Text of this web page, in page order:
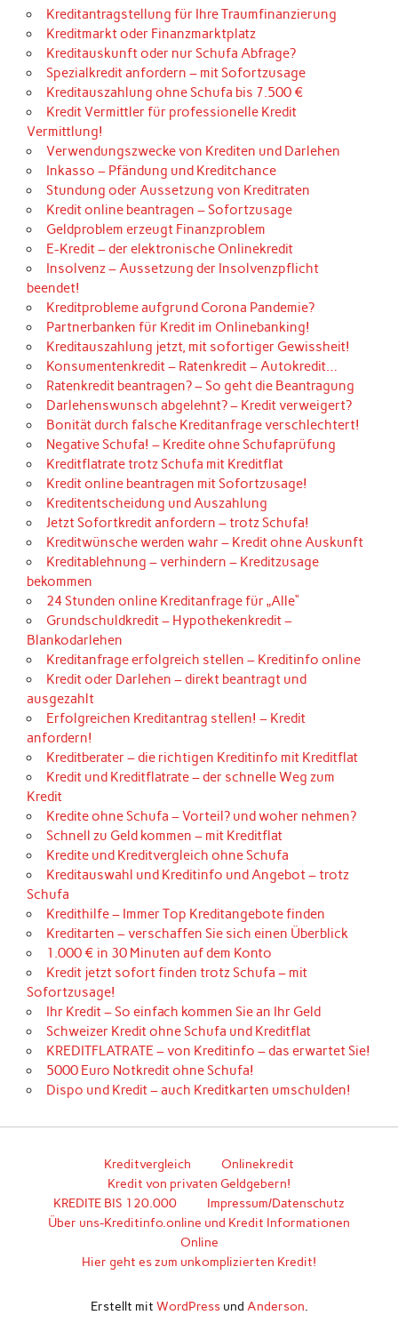
Kreditantragstellung für Ihre Traumfinanzierung
Kreditmarkt oder Finanzmarktplatz
Kreditauskunft oder nur Schufa Abfrage?
Spezialkredit anfordern – mit Sofortzusage
Kreditauszahlung ohne Schufa bis 7.500 €
Kredit Vermittler für professionelle Kredit
Vermittlung!
Verwendungszwecke von Krediten und Darlehen
Inkasso – Pfändung und Kreditchance
Stundung oder Aussetzung von Kreditraten
Kredit online beantragen – Sofortzusage
Geldproblem erzeugt Finanzproblem
E-Kredit – der elektronische Onlinekredit
Insolvenz – Aussetzung der Insolvenzpflicht
beendet!
Kreditprobleme aufgrund Corona Pandemie?
Partnerbanken für Kredit im Onlinebanking!
Kreditauszahlung jetzt, mit sofortiger Gewissheit!
Konsumentenkredit – Ratenkredit – Autokredit…
Ratenkredit beantragen? – So geht die Beantragung
Darlehenswunsch abgelehnt? – Kredit verweigert?
Bonität durch falsche Kreditanfrage verschlechtert!
Negative Schufa! – Kredite ohne Schufaprüfung
Kreditflatrate trotz Schufa mit Kreditflat
Kredit online beantragen mit Sofortzusage!
Kreditentscheidung und Auszahlung
Jetzt Sofortkredit anfordern – trotz Schufa!
Kreditwünsche werden wahr – Kredit ohne Auskunft
Kreditablehnung – verhindern – Kreditzusage
bekommen
24 Stunden online Kreditanfrage für „Alle“
Grundschuldkredit – Hypothekenkredit –
Blankodarlehen
Kreditanfrage erfolgreich stellen – Kreditinfo online
Kredit oder Darlehen – direkt beantragt und
ausgezahlt
Erfolgreichen Kreditantrag stellen! – Kredit
anfordern!
Kreditberater – die richtigen Kreditinfo mit Kreditflat
Kredit und Kreditflatrate – der schnelle Weg zum
Kredit
Kredite ohne Schufa – Vorteil? und woher nehmen?
Schnell zu Geld kommen – mit Kreditflat
Kredite und Kreditvergleich ohne Schufa
Kreditauswahl und Kreditinfo und Angebot – trotz
Schufa
Kredithilfe – Immer Top Kreditangebote finden
Kreditarten – verschaffen Sie sich einen Überblick
1.000 € in 30 Minuten auf dem Konto
Kredit jetzt sofort finden trotz Schufa – mit
Sofortzusage!
Ihr Kredit – So einfach kommen Sie an Ihr Geld
Schweizer Kredit ohne Schufa und Kreditflat
KREDITFLATRATE – von Kreditinfo – das erwartet Sie!
5000 Euro Notkredit ohne Schufa!
Dispo und Kredit – auch Kreditkarten umschulden!
Kreditvergleich
Onlinekredit
Kredit von privaten Geldgebern!
KREDITE BIS 120.000
Impressum/Datenschutz
Über uns-Kreditinfo.online und Kredit Informationen
Online
Hier geht es zum unkomplizierten Kredit!
Erstellt mit WordPressund Anderson